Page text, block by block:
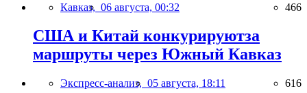
Кавказ, 06 августа, 00:32 466
США и Китай конкурируютза
маршруты через Южный Кавказ
Экспресс-анализ, 05 августа, 18:11 616